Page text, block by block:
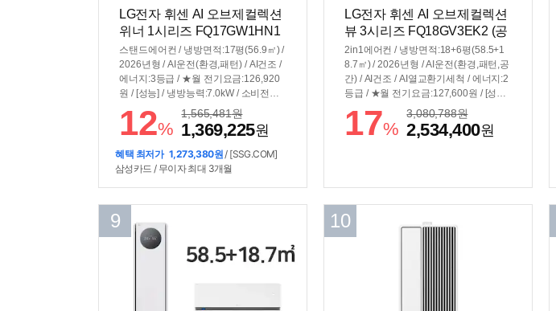
LG전자 휘센 AI 오브제컬렉션
위너 1시리즈 FQ17GW1HN1
(공식인증 설치)
스탠드에어컨 / 냉방면적:17평(56.9㎡) /
2026년형 / AI운전(환경,패턴) / AI건조 /
에너지:3등급 / ★월 전기요금:126,920
원 / [성능] / 냉방능력:7.0kW / 소비전력:
2.35kW / 듀얼인버터 / [편의] / 스마트폰
제어 / 열교환기세척 / 자기진단 / 기능업
데이트 / [규격] / 크기(가로x세로x깊이):
350x1820x300mm
12%
1,565,481원
1,369,225원
혜택 최저가 1,273,380원/ [SSG.COM]
삼성카드 / 무이자 최대 3개월
LG전자 휘센 AI 오브제컬렉션
뷰 3시리즈 FQ18GV3EK2 (공
식인증 설치)
2in1에어컨 / 냉방면적:18+6평(58.5+1
8.7㎡) / 2026년형 / AI운전(환경,패턴,공
간) / AI건조 / AI열교환기세척 / 에너지:2
등급 / ★월 전기요금:127,600원 / [성능]
/ 냉방능력:7.2kW / 소비전력:2.1kW / 듀
얼인버터 / [편의] / UV-LED 팬살균 / 셀
프청소가능 / 스마트폰제어 / 인체감지 /
17%
3,080,788원
2,534,400원
9 10